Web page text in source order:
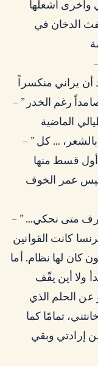
واخرى أشعلها
الدخان في
– ” ماذا يعني؟” سألت وأنا أحاول أن أبدو صامداً رغم الخدر
– ” يعني، شغفك المتزايد بالكتب، بالكلام، بالشعر، … كل
عمر الخوف
– ” هل تعلم، أيام كنا تحت الانتداب، كنا نعرف متى نحكي…
كانت القوانين
كان لها نظام. أما
عن الحلم الذي
تمامًا كما
إرادتي وبقي